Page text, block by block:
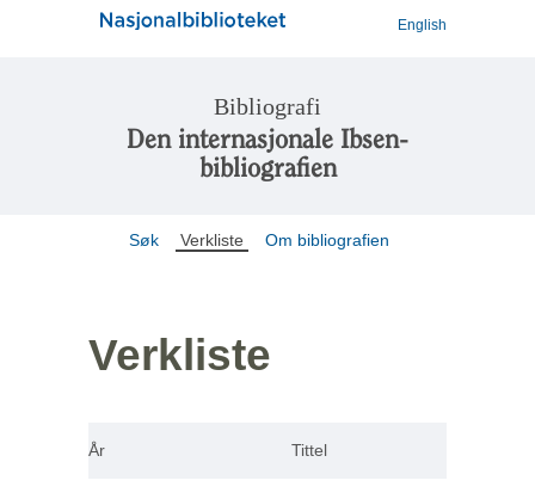
English
Bibliografi
Den internasjonale Ibsen-
bibliografien
Søk Verkliste Om bibliografien
Verkliste
År Tittel